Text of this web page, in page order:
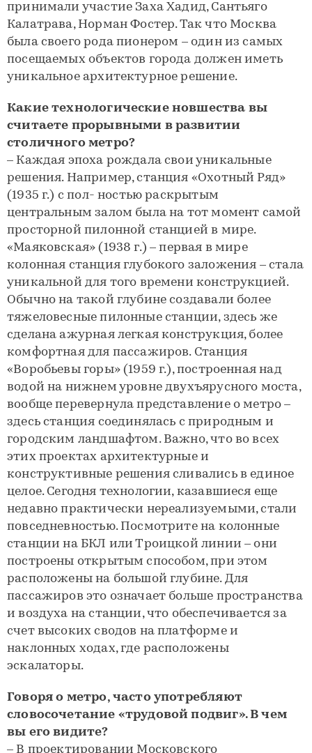
принимали участие Заха Хадид, Сантьяго
Калатрава, Норман Фостер. Так что Москва
была своего рода пионером – один из самых
посещаемых объектов города должен иметь
уникальное архитектурное решение.
Какие технологические новшества вы
считаете прорывными в развитии
столичного метро?
– Каждая эпоха рождала свои уникальные
решения. Например, станция «Охотный Ряд»
(1935 г.) с пол- ностью раскрытым
центральным залом была на тот момент самой
просторной пилонной станцией в мире.
«Маяковская» (1938 г.) – первая в мире
колонная станция глубокого заложения – стала
уникальной для того времени конструкцией.
Обычно на такой глубине создавали более
тяжеловесные пилонные станции, здесь же
сделана ажурная легкая конструкция, более
комфортная для пассажиров. Станция
«Воробьевы горы» (1959 г.), построенная над
водой на нижнем уровне двухъярусного моста,
вообще перевернула представление о метро –
здесь станция соединялась с природным и
городским ландшафтом. Важно, что во всех
этих проектах архитектурные и
конструктивные решения сливались в единое
целое. Сегодня технологии, казавшиеся еще
недавно практически нереализуемыми, стали
повседневностью. Посмотрите на колонные
станции на БКЛ или Троицкой линии – они
построены открытым способом, при этом
расположены на большой глубине. Для
пассажиров это означает больше пространства
и воздуха на станции, что обеспечивается за
счет высоких сводов на платформе и
наклонных ходах, где расположены
эскалаторы.
Говоря о метро, часто употребляют
словосочетание «трудовой подвиг». В чем
вы его видите?
– В проектировании Московского